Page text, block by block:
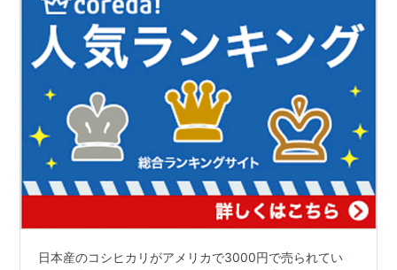
日本産のコシヒカリがアメリカで3000円で売られてい